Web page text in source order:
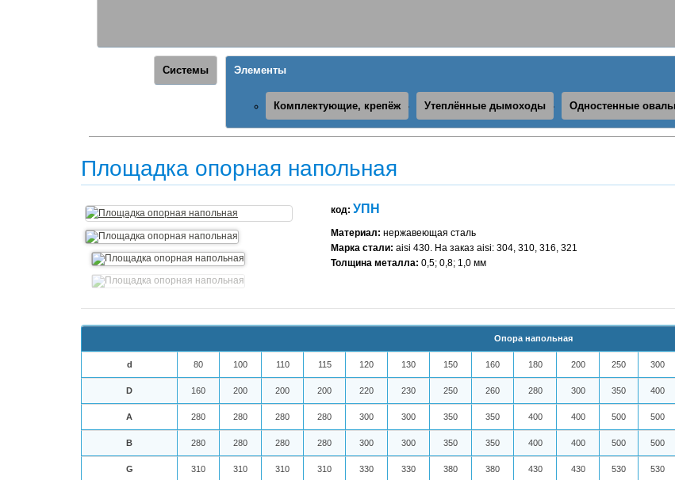
Элементы
Одностенные
Утеплённые дымоходы
Комплектующие, крепёж
Системы
Площадка опорная напольная
код: УПН
Материал: нержавеющая сталь
Марка стали: aisi 430. На заказ aisi: 304, 310, 316, 321
Толщина металла: 0,5; 0,8; 1,0 мм
Опора напольная
d 80 100 110 115 120 130 150 160 180 200 250 300
D 160 200 200 200 220 230 250 260 280 300 350 400
A 280 280 280 280 300 300 350 350 400 400 500 500
В 280 280 280 280 300 300 350 350 400 400 500 500
G 310 310 310 310 330 330 380 380 430 430 530 530